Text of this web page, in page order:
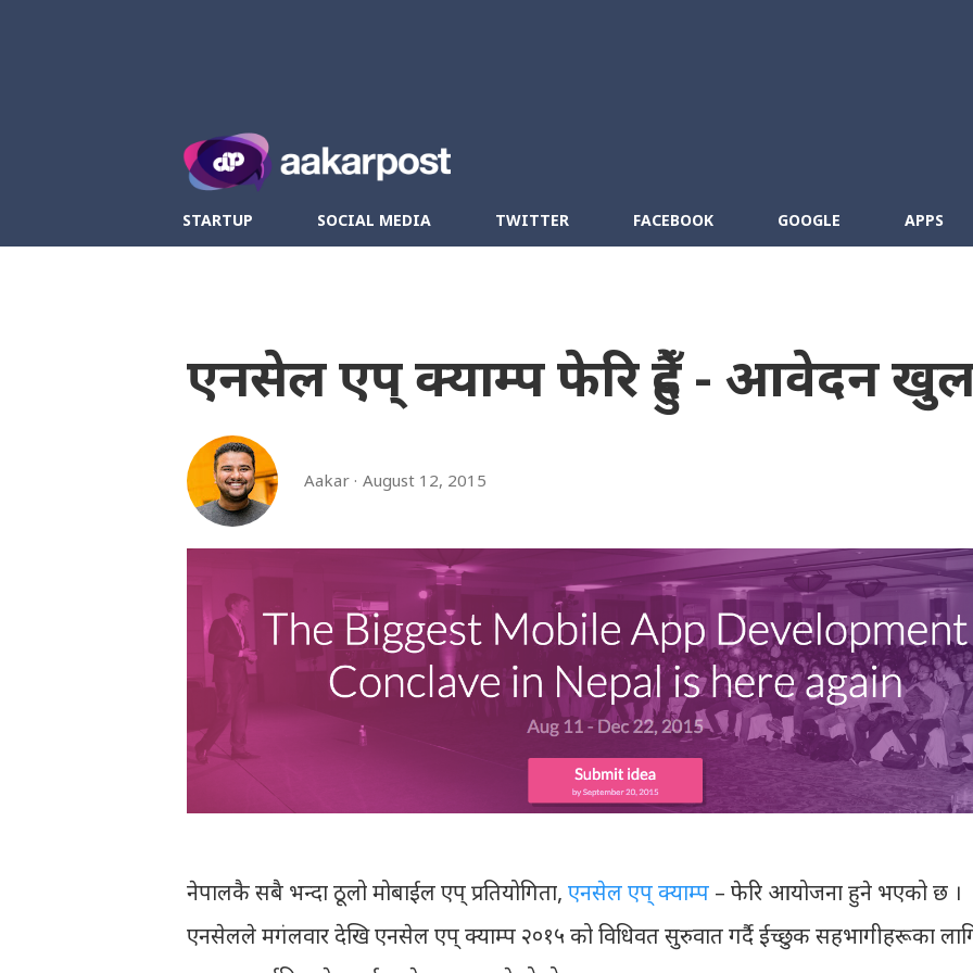
STARTUP SOCIAL MEDIA TWITTER FACEBOOK GOOGLE APPS
एनसेल एप् क्याम्प फेरि हुँदै - आवेदन
Aakar August 12, 2015
नेपालकै सबै भन्दा ठूलो मोबाईल एप् प्रतियोगिता, एनसेल एप् क्याम्प – फेरि आयोजना हुने भएको छ ।
एनसेलले मगंलवार देखि एनसेल एप् क्याम्प २०१५ को विधिवत सुरुवात गर्दै ईच्छुक सहभागीहरूका